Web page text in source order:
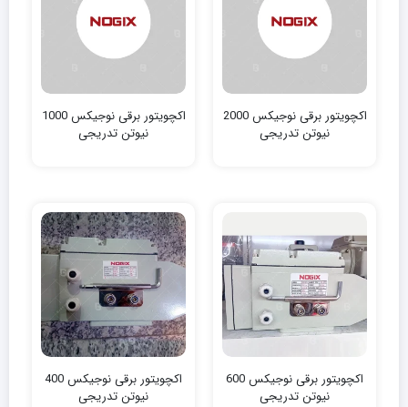
اکچویتور برقی نوجیکس 2000
نیوتن‌ تدریجی
اکچویتور برقی نوجیکس 1000
نیوتن‌ تدریجی
اکچویتور برقی نوجیکس 600
نیوتن‌ تدریجی
اکچویتور برقی نوجیکس 400
نیوتن‌ تدریجی